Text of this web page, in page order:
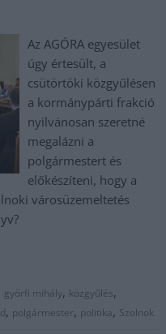
Az AGÓRA egyesület
úgy értesült, a
csütörtöki közgyűlésen
a kormánypárti frakció
nyilvánosan szeretné
megalázni a
polgármestert és
előkészíteni, hogy a
városüzemeltetés
györfi mihály, közgyűlés,
, polgármester, politika, Szolnok